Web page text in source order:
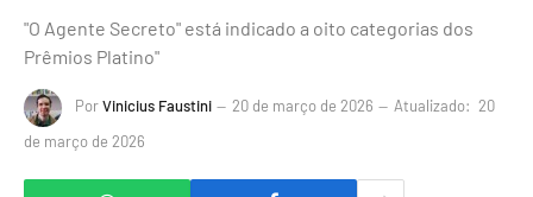
"O Agente Secreto" está indicado a oito categorias dos
Prêmios Platino"
PorVinicius Faustini 20 de março de 2026 Atualizado: 20
de março de 2026